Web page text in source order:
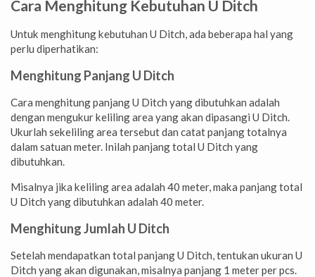
Cara Menghitung Kebutuhan U Ditch
Untuk menghitung kebutuhan U Ditch, ada beberapa hal yang
perlu diperhatikan:
Menghitung Panjang U Ditch
Cara menghitung panjang U Ditch yang dibutuhkan adalah
dengan mengukur keliling area yang akan dipasangi U Ditch.
Ukurlah sekeliling area tersebut dan catat panjang totalnya
dalam satuan meter. Inilah panjang total U Ditch yang
dibutuhkan.
Misalnya jika keliling area adalah 40 meter, maka panjang total
U Ditch yang dibutuhkan adalah 40 meter.
Menghitung Jumlah U Ditch
Setelah mendapatkan total panjang U Ditch, tentukan ukuran U
Ditch yang akan digunakan, misalnya panjang 1 meter per pcs.